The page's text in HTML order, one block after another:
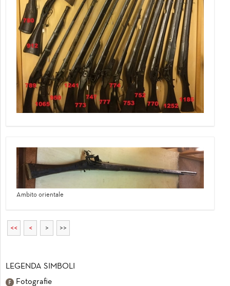
Ambito orientale
<< < > >>
LEGENDA SIMBOLI
Fotografie